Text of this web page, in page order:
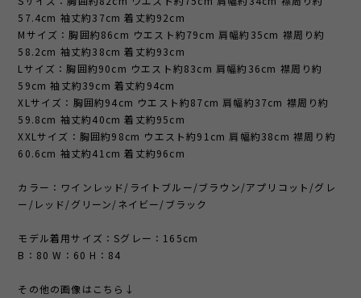
57.4cm 袖丈約37cm 着丈約92cm
Mサイズ：胸囲約86cm ウエスト約79cm 肩幅約35cm 襟周り約
58.2cm 袖丈約38cm 着丈約93cm
Lサイズ：胸囲約90cm ウエスト約83cm 肩幅約36cm 襟周り約
59cm 袖丈約39cm 着丈約94cm
XLサイズ：胸囲約94cm ウエスト約87cm 肩幅約37cm 襟周り約
59.8cm 袖丈約40cm 着丈約95cm
XXLサイズ：胸囲約98cm ウエスト約91cm 肩幅約38cm 襟周り約
60.6cm 袖丈約41cm 着丈約96cm
カラー：ワインレッド/ライトブルー/ブラウン/アプリコット/グレ
ー/レッド/グリーン/ネイビー/ブラック
モデル着用サイズ：Sグレー：165cm
B：80 W：60 H：84
その他の画像はこちら↓